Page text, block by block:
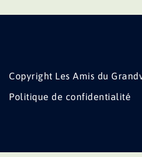
Copyright Les Amis du
Politique de confidentialité